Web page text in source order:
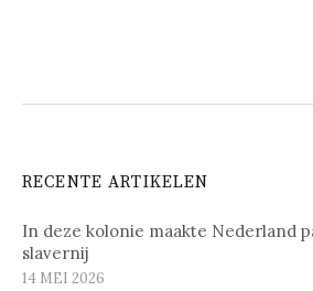
RECENTE ARTIKELEN
In deze kolonie maakte Nederland
slavernij
14 MEI 2026